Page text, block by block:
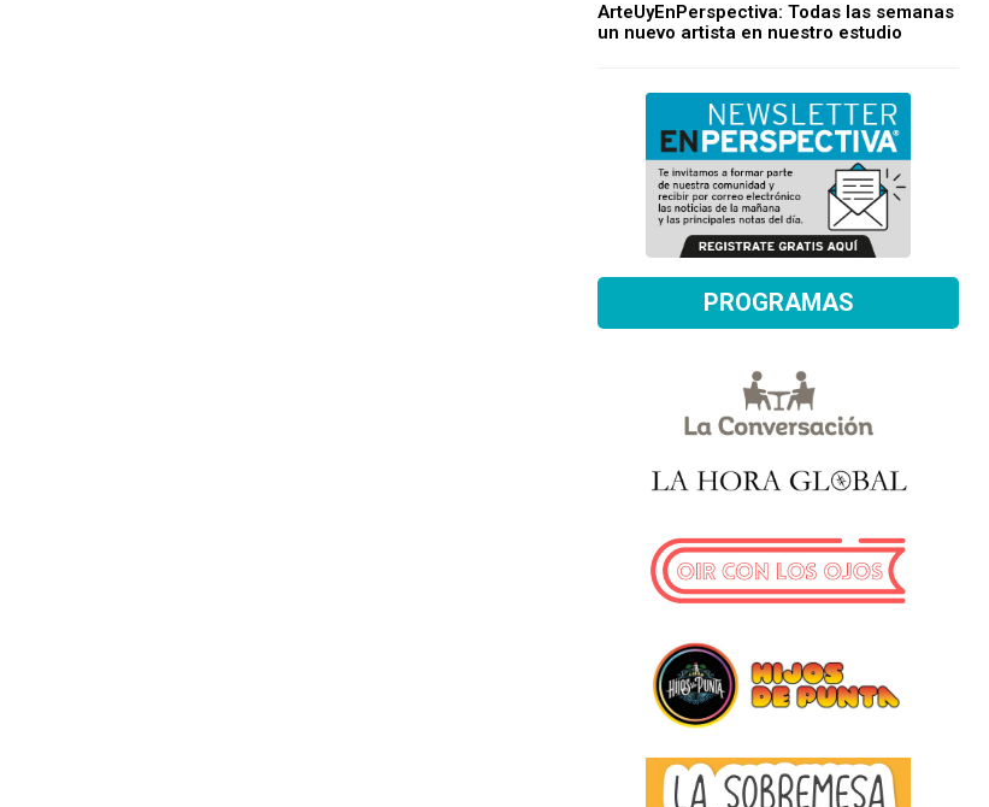
ArteUyEnPerspectiva: Todas las semanas
un nuevo artista en nuestro estudio
PROGRAMAS